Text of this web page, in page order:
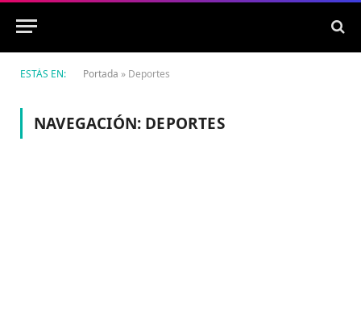
ESTÁS EN: Portada » Deportes
NAVEGACIÓN: DEPORTES